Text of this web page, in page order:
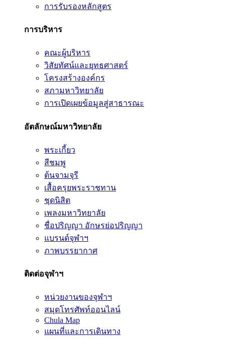
การรับรองหลักสูตร
การบริหาร
คณะผู้บริหาร
วิสัยทัศน์และยุทธศาสตร์
โครงสร้างองค์กร
สภามหาวิทยาลัย
การเปิดเผยข้อมูลสู่สาธารณะ
อัตลักษณ์มหาวิทยาลัย
พระเกี้ยว
สีชมพู
ต้นจามจุรี
เสื้อครุยพระราชทาน
ชุดนิสิต
เพลงมหาวิทยาลัย
ชื่อปริญญา อักษรย่อปริญญา
แบรนด์จุฬาฯ
ภาพบรรยากาศ
ติดต่อจุฬาฯ
หน่วยงานของจุฬาฯ
สมุดโทรศัพท์ออนไลน์
Chula Map
แผนที่และการเดินทาง